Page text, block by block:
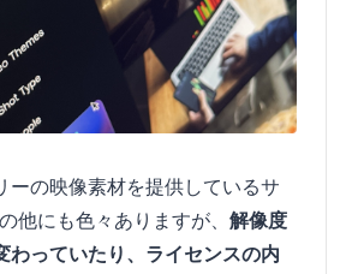
ーの映像素材を提供しているサ
他にも色々ありますが、 解像度
わっていたり、ライセンスの内